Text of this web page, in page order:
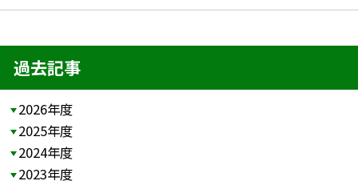
過去記事
2026年度
2025年度
2024年度
2023年度